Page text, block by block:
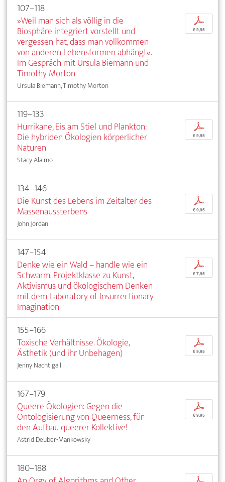
107–118
»Weil man sich als völlig in die
Biosphäre integriert vorstellt und
vergessen hat, dass man vollkommen
von anderen Lebensformen abhängt«.
Im Gespräch mit Ursula Biemann und
Timothy Morton
Ursula Biemann, Timothy Morton
p
€ 9,95
119–133
Hurrikane, Eis am Stiel und Plankton:
Die hybriden Ökologien körperlicher
Naturen
Stacy Alaimo
p
€ 9,95
134–146
Die Kunst des Lebens im Zeitalter des
Massenaussterbens
John Jordan
p
€ 9,95
147–154
Denke wie ein Wald – handle wie ein
Schwarm. Projektklasse zu Kunst,
Aktivismus und ökologischem Denken
mit dem Laboratory of Insurrectionary
Imagination
p
€ 7,95
155–166
Toxische Verhältnisse. Ökologie,
Ästhetik (und ihr Unbehagen)
Jenny Nachtigall
p
€ 9,95
167–179
Queere Ökologien: Gegen die
Ontologisierung von Queerness, für
den Aufbau queerer Kollektive!
Astrid Deuber-Mankowsky
p
€ 9,95
180–188